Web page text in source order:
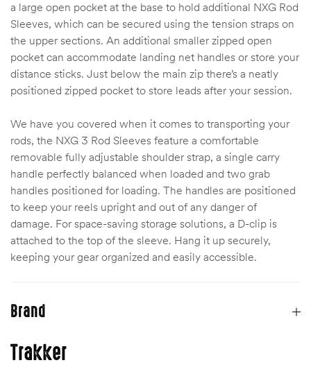
a large open pocket at the base to hold additional NXG Rod
Sleeves, which can be secured using the tension straps on
the upper sections. An additional smaller zipped open
pocket can accommodate landing net handles or store your
distance sticks. Just below the main zip there’s a neatly
positioned zipped pocket to store leads after your session.
We have you covered when it comes to transporting your
rods, the NXG 3 Rod Sleeves feature a comfortable
removable fully adjustable shoulder strap, a single carry
handle perfectly balanced when loaded and two grab
handles positioned for loading. The handles are positioned
to keep your reels upright and out of any danger of
damage. For space-saving storage solutions, a D-clip is
attached to the top of the sleeve. Hang it up securely,
keeping your gear organized and easily accessible.
Brand
Trakker